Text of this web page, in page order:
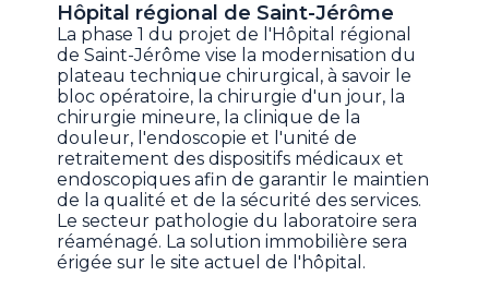
Hôpital régional de Saint-Jérôme
La phase 1 du projet de l'Hôpital régional
de Saint-Jérôme vise la modernisation du
plateau technique chirurgical, à savoir le
bloc opératoire, la chirurgie d'un jour, la
chirurgie mineure, la clinique de la
douleur, l'endoscopie et l'unité de
retraitement des dispositifs médicaux et
endoscopiques afin de garantir le maintien
de la qualité et de la sécurité des services.
Le secteur pathologie du laboratoire sera
réaménagé. La solution immobilière sera
érigée sur le site actuel de l'hôpital.